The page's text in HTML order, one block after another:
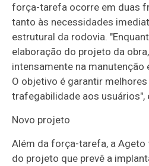
força-tarefa ocorre em duas
tanto às necessidades
estrutural da rodovia.
elaboração do projeto da
intensamente na manutenção
O objetivo é garantir
trafegabilidade aos usuários",
Novo projeto
Além da força-tarefa, a Ageto
do projeto que prevê a